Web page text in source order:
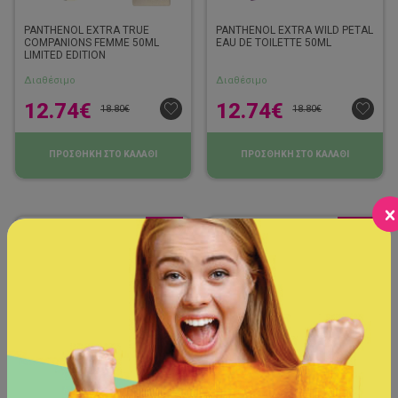
PANTHENOL EXTRA TRUE
COMPANIONS FEMME 50ML
LIMITED EDITION
Διαθέσιμο
18.80€
12.74€
ΠΡΟΣΘΗΚΗ ΣΤΟ ΚΑΛΑΘΙ
PANTHENOL EXTRA WILD PETAL
EAU DE TOILETTE 50ML
Διαθέσιμο
18.80€
12.74€
ΠΡΟΣΘΗΚΗ ΣΤΟ ΚΑΛΑΘΙ
-35%